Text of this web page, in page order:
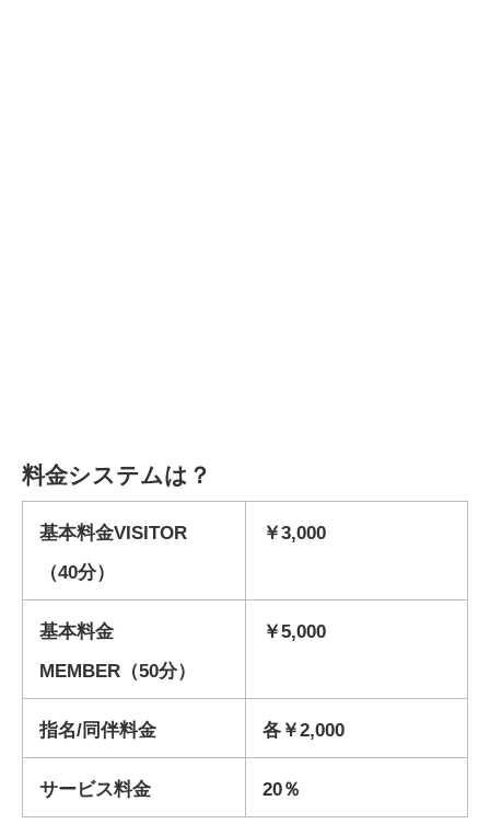
料金システムは？
基本料金VISITOR
（40分）
￥3,000
基本料金
MEMBER（50分）
￥5,000
指名/同伴料金 各￥2,000
サービス料金 20％